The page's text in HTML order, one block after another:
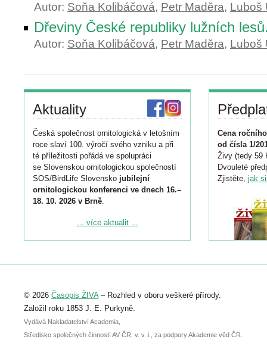
Autor: Soňa Kolibáčová, Petr Maděra, Luboš
Dřeviny České republiky lužních
Autor: Soňa Kolibáčová, Petr Maděra, Luboš
Aktuality
Česká společnost ornitologická v letošním
roce slaví 100. výročí svého vzniku a při
té příležitosti pořádá ve spolupráci
se Slovenskou ornitologickou společností
SOS/BirdLife Slovensko jubilejní
ornitologickou konferenci ve dnech 16.–
18. 10. 2026 v Brně.
Podrobnější informace ke konferenci
Registrovat se můžete do 6. září.
abstraktu přihlášené přednášky nebo
posteru je už 30. června.
... více aktualit ...
Cena
od čísla 1/
Živy (tedy 59
Dvouleté
Zjistěte, jak
© 2026 Časopis ŽIVA– Rozhled v oboru veškeré přírody.
Založil roku 1853 J. E. Purkyně.
Vydává Nakladatelství Academia,
Středisko společných činností AV ČR, v. v. i., za podpory Akademie věd ČR.